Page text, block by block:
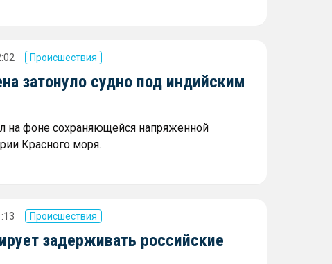
Происшествия
затонуло судно под индийским
на фоне сохраняющейся напряженной
Красного моря.
Происшествия
задерживать российские